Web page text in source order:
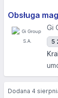
Obsługa
Gi
5
Dodana 4